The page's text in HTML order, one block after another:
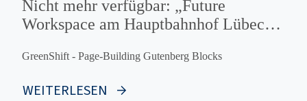
Nicht mehr verfügbar: „Future
Workspace am Hauptbahnhof Lübeck:
Dynamik.“
GreenShift - Page-Building Gutenberg Blocks
WEITERLESEN